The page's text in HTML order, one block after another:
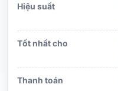
Hiệu suất
Tốt nhất cho
Thanh toán